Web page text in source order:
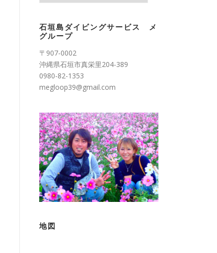
ー
石垣島ダイビングサービス メ
グループ
〒907-0002
沖縄県石垣市真栄里204-389
0980-82-1353
megloop39@gmail.com
地図